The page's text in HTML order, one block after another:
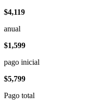
$4,119
anual
$1,599
pago inicial
$5,799
Pago total